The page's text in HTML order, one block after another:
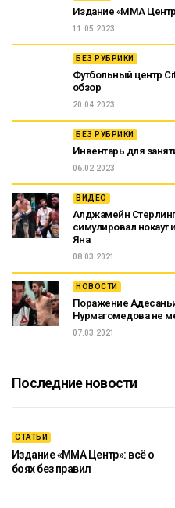
Издание «ММА
11.05.2023
БЕЗ РУБРИКИ
Футбольный центр
обзор
20.04.2023
БЕЗ РУБРИКИ
Инвентарь для
06.02.2023
ВИДЕО
Алджамейн
симулировал нокаут
Яна
08.03.2021
НОВОСТИ
Поражение
Нурмагомедова не
07.03.2021
Последние новости
СТАТЬИ
Издание «ММА Центр»: всё о
боях без правил